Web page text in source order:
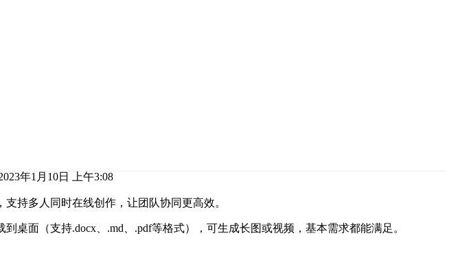
年1月10日 上午3:08
持多人同时在线创作，让团队协同更高效。
面（支持.docx、.md、.pdf等格式），可生成长图或视频，基本需求都能满足。